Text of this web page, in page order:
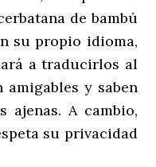
de bambú
su propio idioma,
a traducirlos al
y saben
ajenas. A cambio,
su privacidad